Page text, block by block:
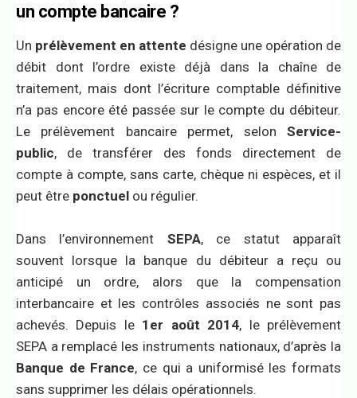
un compte bancaire ?
Un prélèvement en attente désigne une opération de
débit dont l’ordre existe déjà dans la chaîne de
traitement, mais dont l’écriture comptable définitive
n’a pas encore été passée sur le compte du débiteur.
Le prélèvement bancaire permet, selon Service-
public, de transférer des fonds directement de
compte à compte, sans carte, chèque ni espèces, et il
peut être ponctuel ou régulier.
Dans l’environnement SEPA, ce statut apparaît
souvent lorsque la banque du débiteur a reçu ou
anticipé un ordre, alors que la compensation
interbancaire et les contrôles associés ne sont pas
achevés. Depuis le 1er août 2014, le prélèvement
SEPA a remplacé les instruments nationaux, d’après la
Banque de France, ce qui a uniformisé les formats
sans supprimer les délais opérationnels.